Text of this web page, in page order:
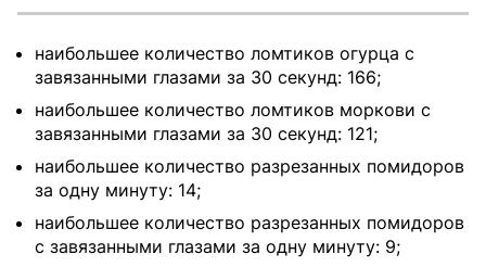
наибольшее количество ломтиков огурца с
завязанными глазами за 30 секунд: 166;
наибольшее количество ломтиков моркови с
завязанными глазами за 30 секунд: 121;
наибольшее количество разрезанных помидоров
за одну минуту: 14;
наибольшее количество разрезанных помидоров
с завязанными глазами за одну минуту: 9;